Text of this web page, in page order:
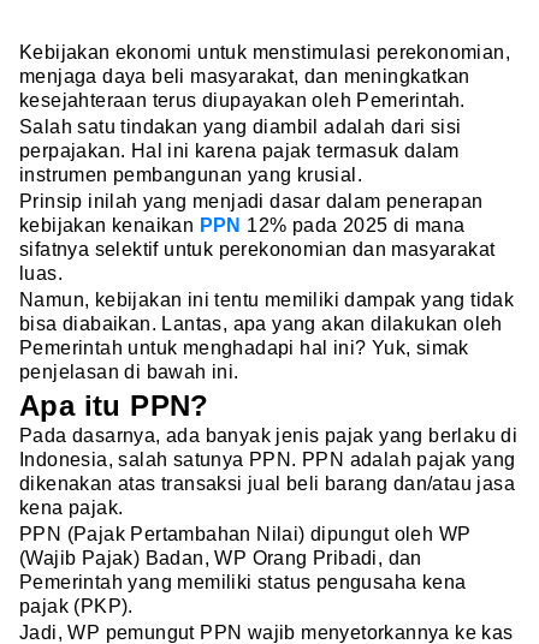
Kebijakan ekonomi untuk menstimulasi perekonomian,
menjaga daya beli masyarakat, dan meningkatkan
kesejahteraan terus diupayakan oleh Pemerintah.
Salah satu tindakan yang diambil adalah dari sisi
perpajakan. Hal ini karena pajak termasuk dalam
instrumen pembangunan yang krusial.
Prinsip inilah yang menjadi dasar dalam penerapan
kebijakan kenaikan PPN 12% pada 2025 di mana
sifatnya selektif untuk perekonomian dan masyarakat
luas.
Namun, kebijakan ini tentu memiliki dampak yang tidak
bisa diabaikan. Lantas, apa yang akan dilakukan oleh
Pemerintah untuk menghadapi hal ini? Yuk, simak
penjelasan di bawah ini.
Apa itu PPN?
Pada dasarnya, ada banyak jenis pajak yang berlaku di
Indonesia, salah satunya PPN. PPN adalah pajak yang
dikenakan atas transaksi jual beli barang dan/atau jasa
kena pajak.
PPN (Pajak Pertambahan Nilai) dipungut oleh WP
(Wajib Pajak) Badan, WP Orang Pribadi, dan
Pemerintah yang memiliki status pengusaha kena
pajak (PKP).
Jadi, WP pemungut PPN wajib menyetorkannya ke kas